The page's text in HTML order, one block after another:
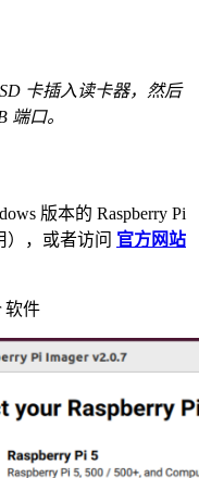
卡插入读卡器，然后
端口。
版本的 Raspberry Pi
），或者访问 官方网站
软件